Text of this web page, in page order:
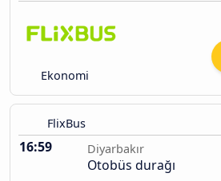
Ekonomi
FlixBus
16:59 Diyarbakır
Otobüs durağı